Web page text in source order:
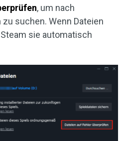
, um nach
suchen. Wenn Dateien
sie automatisch